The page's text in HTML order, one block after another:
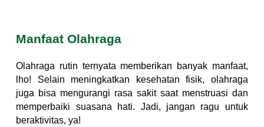
Manfaat Olahraga
Olahraga rutin ternyata memberikan banyak manfaat,
lho! Selain meningkatkan kesehatan fisik, olahraga
juga bisa mengurangi rasa sakit saat menstruasi dan
memperbaiki suasana hati. Jadi, jangan ragu untuk
beraktivitas, ya!